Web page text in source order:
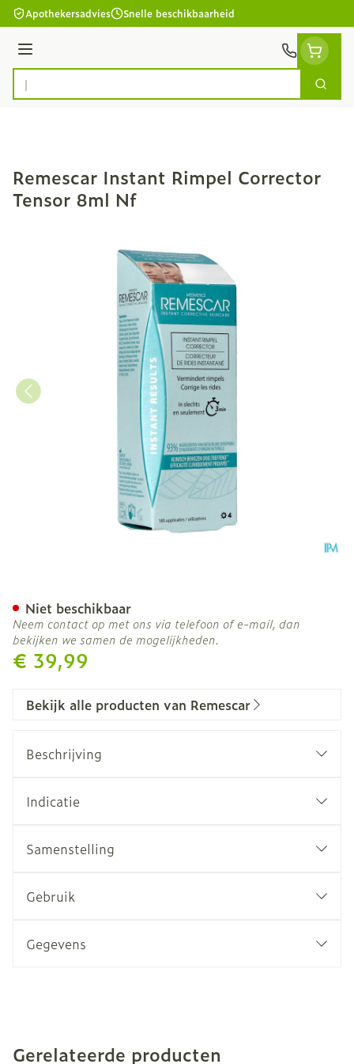
Ga naar de inhoud
Apothekersadvies Snelle beschikbaarheid
Menu
Product, merk, categorie...
Zoek
Remescar Instant Rimpel Corrector
Tensor 8ml Nf
€ 39,99
Niet beschikbaar
Neem contact op met ons via telefoon of e-mail, dan
bekijken we samen de mogelijkheden.
Bekijk alle producten van Remescar
Beschrijving
Indicatie
Samenstelling
Gebruik
Gegevens
Gerelateerde producten